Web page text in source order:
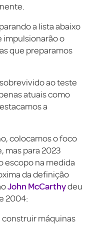
a lista abaixo
impulsionarão o
que preparamos
ao teste
atuais como
a
colocamos o foco
mas para 2023
escopo na medida
da definição
John McCarthydeu
2004:
construir máquinas